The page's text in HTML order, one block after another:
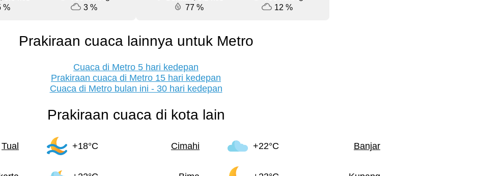
%
3 %
77 %
12 %
Prakiraan cuaca lainnya untuk Metro
Cuaca di Metro 5 hari kedepan
Prakiraan cuaca di Metro 15 hari kedepan
Cuaca di Metro bulan ini - 30 hari kedepan
Prakiraan cuaca di kota lain
Tual +18°C Cimahi +22°C Banjar